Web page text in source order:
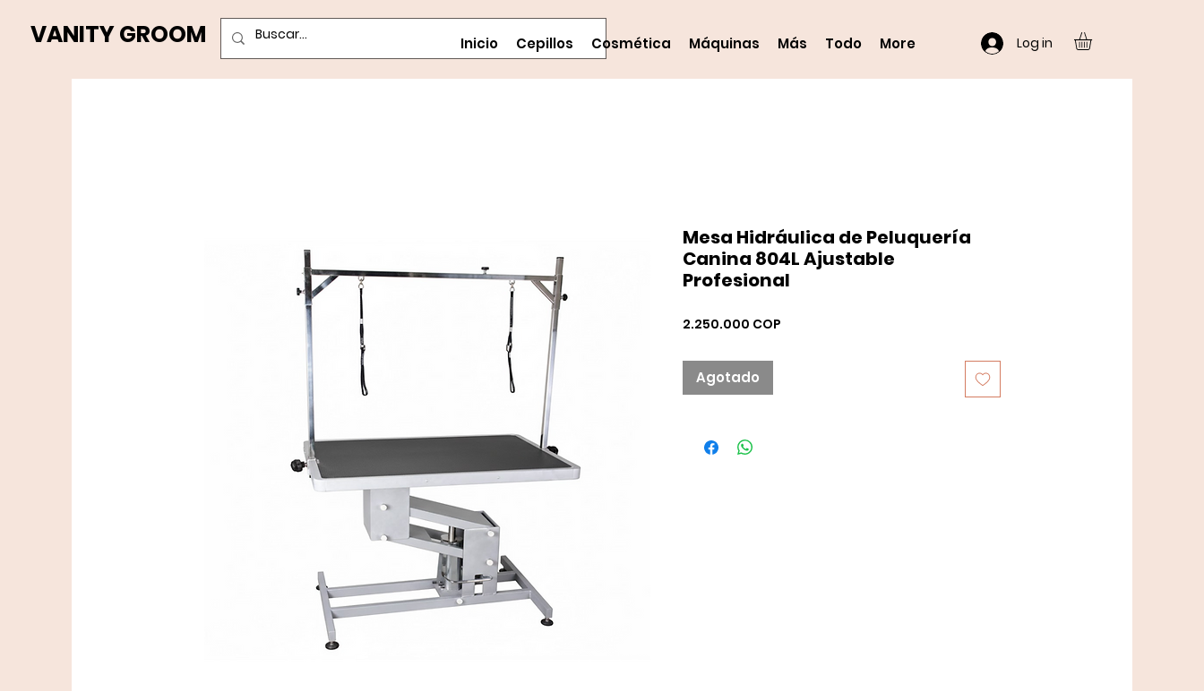
VANITY GROOM Inicio Cepillos Cosmética Máquinas Más Todo More Log in
Mesa Hidráulica de Peluquería
Canina 804L Ajustable
Profesional
2.250.000 COP
Agotado